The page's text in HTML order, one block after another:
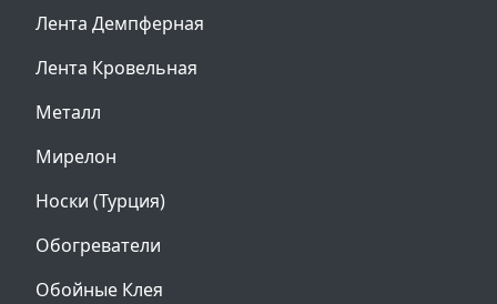
Лента Демпферная
Лента Кровельная
Металл
Мирелон
Носки (Турция)
Обогреватели
Обойные Клея